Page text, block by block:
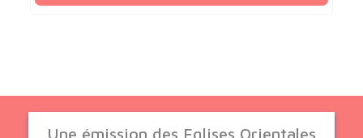
Une émission des Eglises Orientales